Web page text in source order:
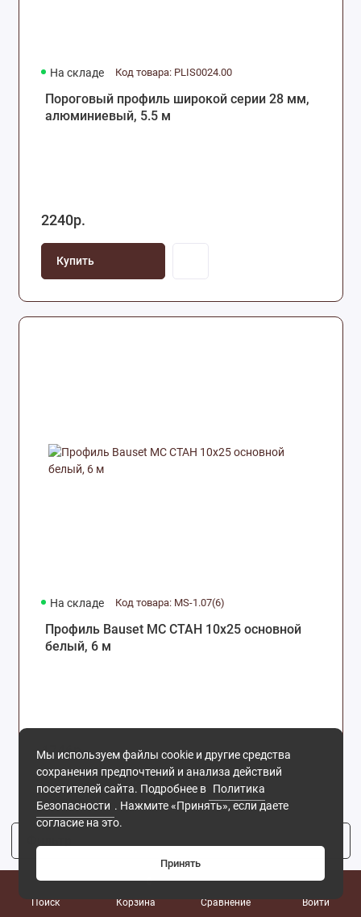
Поиск Корзина
0
Сравнение
Войти
На складе Код товара: PLIS0024.00
Пороговый профиль широкой серии 28 мм,
алюминиевый, 5.5 м
2240р.
Купить
На складе Код товара: MS-1.07(6)
Профиль Bauset МС СТАН 10х25 основной
белый, 6 м
1746р.
Купить
Мы используем файлы cookie и другие средства
сохранения предпочтений и анализа действий
посетителей сайта. Подробнее в Политика
Безопасности . Нажмите «Принять», если даете
согласие на это.
Принять